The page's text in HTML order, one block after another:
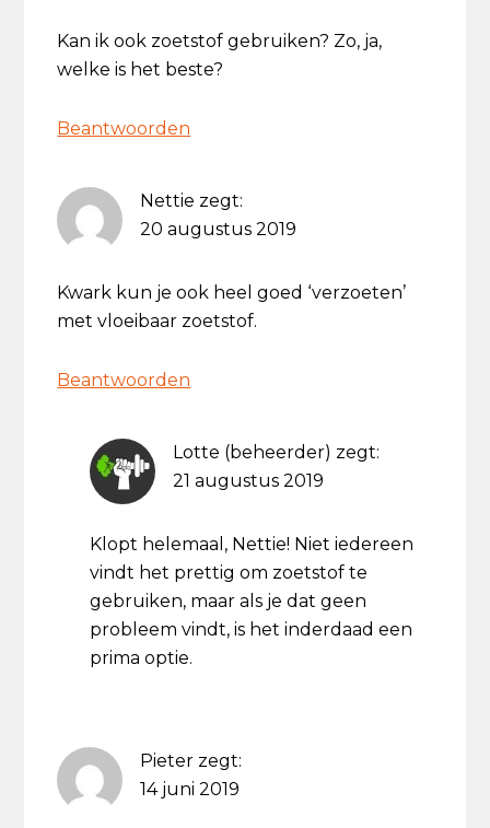
Kan ik ook zoetstof gebruiken? Zo, ja,
welke is het beste?
Beantwoorden
Nettie zegt:
20 augustus 2019
Kwark kun je ook heel goed ‘verzoeten’
met vloeibaar zoetstof.
Beantwoorden
Lotte (beheerder) zegt:
21 augustus 2019
Klopt helemaal, Nettie! Niet iedereen
vindt het prettig om zoetstof te
gebruiken, maar als je dat geen
probleem vindt, is het inderdaad een
prima optie.
Pieter zegt:
14 juni 2019